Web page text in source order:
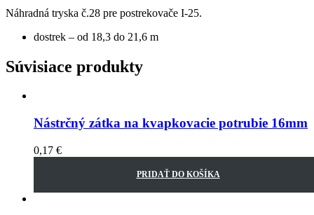
Náhradná tryska č.28 pre postrekovače I-25.
dostrek – od 18,3 do 21,6 m
Súvisiace produkty
Nástrčný zátka na kvapkovacie potrubie 16mm
0,17 €
PRIDAŤ DO KOŠÍKA